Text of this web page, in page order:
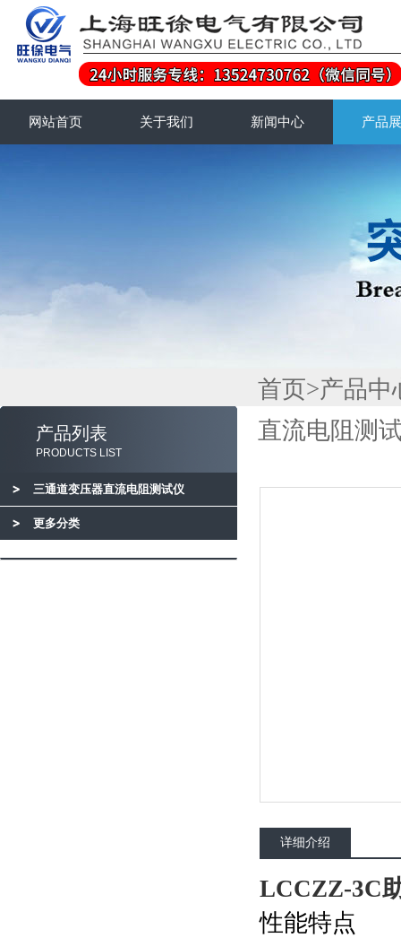
网站首页 关于我们 新闻中心 产品
产品列表
PRODUCTS LIST
三通道变压器直流电阻测试仪
更多分类
首页>产品中
直流电阻测
详细介绍
LCCZZ-3C
性能特点